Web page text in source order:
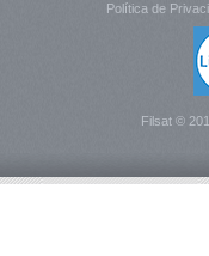
Política de
Filsat ©